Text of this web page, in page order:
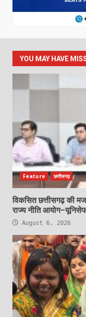
YOU MAY HAVE
Feature छत्तीसगढ़
विकसित छत्तीसगढ़ की
राज्य नीति
August 6, 2026